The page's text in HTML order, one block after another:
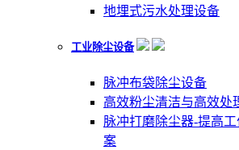
地埋式污水处理设备
工业除尘设备
脉冲布袋除尘设备
高效粉尘清洁与高效处
脉冲打磨除尘器-提高
案